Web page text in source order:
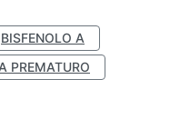
BISFENOLO A
PREMATURO